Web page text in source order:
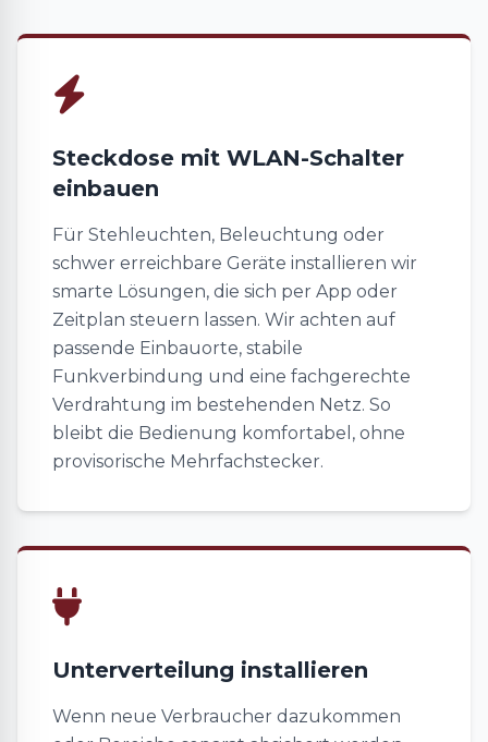
Steckdose mit WLAN-Schalter
einbauen
Für Stehleuchten, Beleuchtung oder
schwer erreichbare Geräte installieren wir
smarte Lösungen, die sich per App oder
Zeitplan steuern lassen. Wir achten auf
passende Einbauorte, stabile
Funkverbindung und eine fachgerechte
Verdrahtung im bestehenden Netz. So
bleibt die Bedienung komfortabel, ohne
provisorische Mehrfachstecker.
Unterverteilung installieren
Wenn neue Verbraucher dazukommen